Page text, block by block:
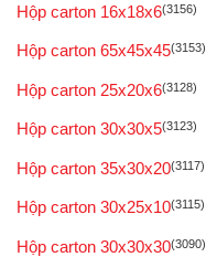
Hộp carton 16x18x6(3156)
Hộp carton 65x45x45(3153)
Hộp carton 25x20x6(3128)
Hộp carton 30x30x5(3123)
Hộp carton 35x30x20(3117)
Hộp carton 30x25x10(3115)
Hộp carton 30x30x30(3090)